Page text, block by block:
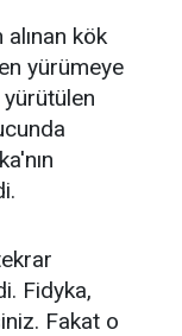
kök
yürümeye
yürütülen
Fidyka,
Fakat o